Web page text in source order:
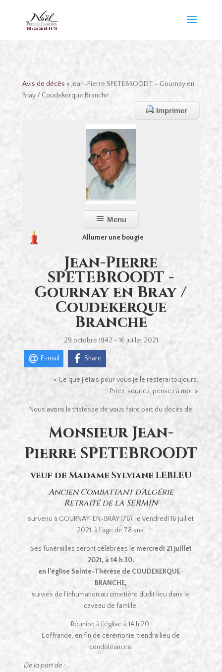
Avis de décès » Jean-Pierre SPETEBROODT - Gournay en
Bray / Coudekerque Branche
Imprimer
Menu
Allumer une bougie
Jean-Pierre
SPETEBROODT -
Gournay en Bray /
Coudekerque
Branche
29 octobre 1942 - 16 juillet 2021
E-mail Share
« Ce que j’étais pour vous je le resterai toujours.
Priez, souriez, pensez à moi. »
Nous avons la tristesse de vous faire part du décès de
Monsieur Jean-
Pierre SPETEBROODT
veuf de Madame Sylviane LEBLEU
Ancien Combattant d’Algérie
Retraité de la SERMIN
survenu à GOURNAY-EN-BRAY (76), le vendredi 16 juillet
2021, à l’âge de 78 ans.
Ses funérailles seront célébrées le mercredi 21 juillet
2021, à 14 h 30,
en l’église Sainte-Thérèse de COUDEKERQUE-
BRANCHE,
suivies de l’inhumation au cimetière dudit lieu dans le
caveau de famille.
Réunion à l’église à 14 h 20.
L’offrande, en fin de cérémonie, tiendra lieu de
condoléances.
De la part de :